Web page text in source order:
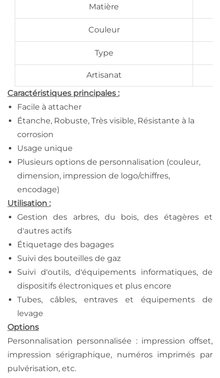
Matière
Couleur
Type
Artisanat
Caractéristiques principales :
Facile à attacher
Étanche, Robuste, Très visible, Résistante à la
corrosion
Usage unique
Plusieurs options de personnalisation (couleur,
dimension, impression de logo/chiffres,
encodage)
Utilisation :
Gestion des arbres, du bois, des étagères et
d'autres actifs
Étiquetage des bagages
Suivi des bouteilles de gaz
Suivi d'outils, d'équipements informatiques, de
dispositifs électroniques et plus encore
Tubes, câbles, entraves et équipements de
levage
Options
Personnalisation personnalisée : impression offset,
impression sérigraphique, numéros imprimés par
pulvérisation, etc.